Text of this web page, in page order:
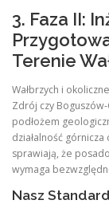
3. Faza II:
Terenie
Wałbrzych i
Zdrój czy
podłożem
działalność
sprawiają, że
wymaga
Nasz